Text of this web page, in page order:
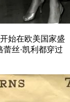
始在欧美国家盛
丝·凯利都穿过